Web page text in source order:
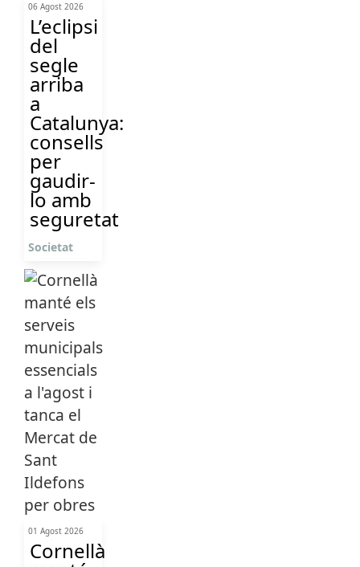
06 Agost 2026
L’eclipsi
del
segle
arriba
a
Catalunya:
consells
per
gaudir-
lo amb
seguretat
Societat
01 Agost 2026
Cornellà